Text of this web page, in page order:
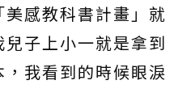
感教科書計畫」就
子上小一就是拿到
我看到的時候眼淚